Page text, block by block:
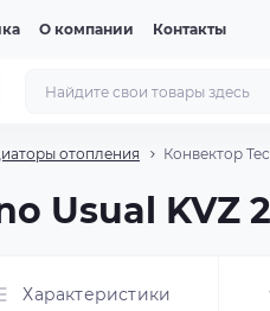
О компании Контакты
отопления Конвектор
Usual KVZ
Характеристики